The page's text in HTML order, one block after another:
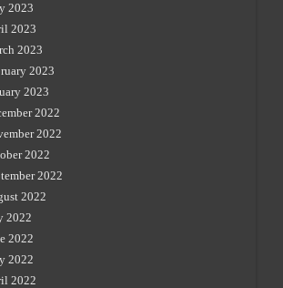
2023
2023
2023
2023
2023
2022
2022
2022
2022
2022
2022
2022
2022
2022